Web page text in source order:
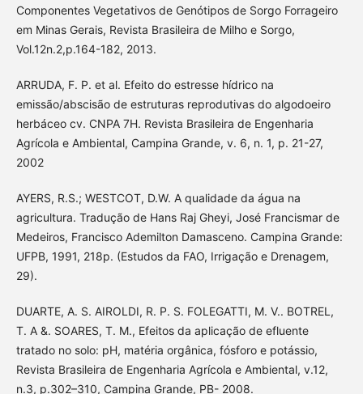
Componentes Vegetativos de Genótipos de Sorgo Forrageiro
em Minas Gerais, Revista Brasileira de Milho e Sorgo,
Vol.12n.2,p.164-182, 2013.
ARRUDA, F. P. et al. Efeito do estresse hídrico na
emissão/abscisão de estruturas reprodutivas do algodoeiro
herbáceo cv. CNPA 7H. Revista Brasileira de Engenharia
Agrícola e Ambiental, Campina Grande, v. 6, n. 1, p. 21-27,
2002
AYERS, R.S.; WESTCOT, D.W. A qualidade da água na
agricultura. Tradução de Hans Raj Gheyi, José Francismar de
Medeiros, Francisco Ademilton Damasceno. Campina Grande:
UFPB, 1991, 218p. (Estudos da FAO, Irrigação e Drenagem,
29).
DUARTE, A. S. AIROLDI, R. P. S. FOLEGATTI, M. V.. BOTREL,
T. A &. SOARES, T. M., Efeitos da aplicação de efluente
tratado no solo: pH, matéria orgânica, fósforo e potássio,
Revista Brasileira de Engenharia Agrícola e Ambiental, v.12,
n.3, p.302–310, Campina Grande, PB- 2008.